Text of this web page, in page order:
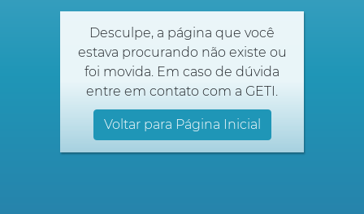
Desculpe, a página que você
estava procurando não existe ou
foi movida. Em caso de dúvida
entre em contato com a GETI.
Voltar para Página Inicial